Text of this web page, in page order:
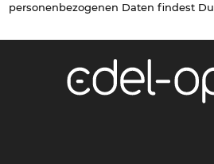
personenbezogenen Daten findest Du